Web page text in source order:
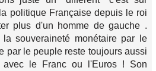
politique Française depuis le roi
plus d'un homme de gauche .
souveraineté monétaire par le
par le peuple reste toujours aussi
avec le Franc ou l'Euros ! Son